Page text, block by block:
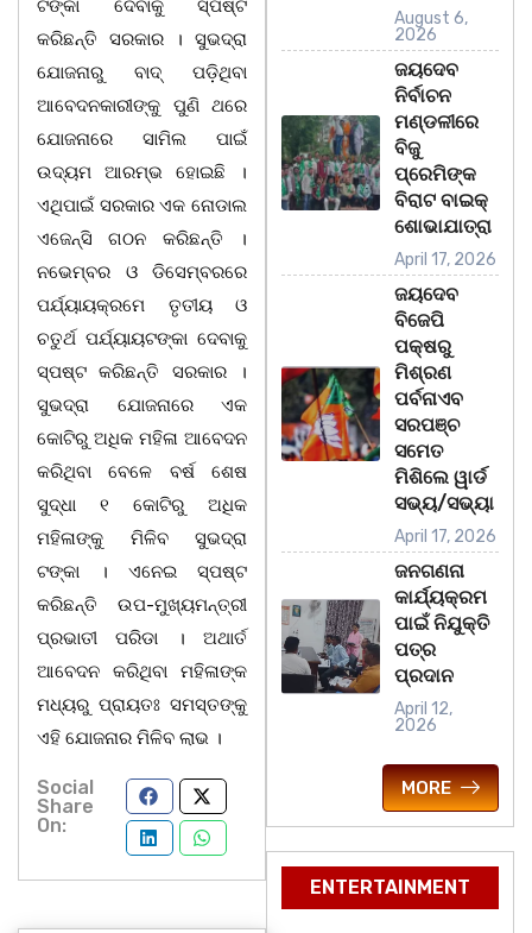
ଟଙ୍କା ଦେବାକୁ ସ୍ପଷ୍ଟ
କରିଛନ୍ତି ସରକାର । ସୁଭଦ୍ରା
ଯୋଜନାରୁ ବାଦ୍ ପଡ଼ିଥିବା
ଆବେଦନକାରୀଙ୍କୁ ପୁଣି ଥରେ
ଯୋଜନାରେ ସାମିଲ ପାଇଁ
ଉଦ୍ୟମ ଆରମ୍ଭ ହୋଇଛି ।
ଏଥିପାଇଁ ସରକାର ଏକ ନୋଡାଲ
ଏଜେନ୍ସି ଗଠନ କରିଛନ୍ତି ।
ନଭେମ୍ବର ଓ ଡିସେମ୍ବରରେ
ପର୍ଯ୍ୟାୟକ୍ରମେ ତୃତୀୟ ଓ
ଚତୁର୍ଥ ପର୍ଯ୍ୟାୟଟଙ୍କା ଦେବାକୁ
ସ୍ପଷ୍ଟ କରିଛନ୍ତି ସରକାର ।
ସୁଭଦ୍ରା ଯୋଜନାରେ ଏକ
କୋଟିରୁ ଅଧିକ ମହିଳା ଆବେଦନ
କରିଥିବା ବେଳେ ବର୍ଷ ଶେଷ
ସୁଦ୍ଧା ୧ କୋଟିରୁ ଅଧିକ
ମହିଳାଙ୍କୁ ମିଳିବ ସୁଭଦ୍ରା
ଟଙ୍କା । ଏନେଇ ସ୍ପଷ୍ଟ
କରିଛନ୍ତି ଉପ-ମୁଖ୍ୟମନ୍ତ୍ରୀ
ପ୍ରଭାତୀ ପରିଡା । ଅଥାର୍ତ
ଆବେଦନ କରିଥିବା ମହିଳାଙ୍କ
ମଧ୍ୟରୁ ପ୍ରାୟତଃ ସମସ୍ତଙ୍କୁ
ଏହି ଯୋଜନାର ମିଳିବ ଲାଭ ।
Social
Share
On:
August 6,
2026
ଜୟଦେବ
ନିର୍ବାଚନ
ମଣ୍ଡଳୀରେ
ବିଜୁ
ପ୍ରେମିଙ୍କ
ବିରାଟ ବାଇକ୍
ଶୋଭାଯାତ୍ରା
April 17, 2026
ଜୟଦେବ
ବିଜେପି
ପକ୍ଷରୁ
ମିଶ୍ରଣ
ପର୍ବନାଏବ
ସରପଞ୍ଚ
ସମେତ
ମିଶିଲେ ୱାର୍ଡ
ସଭ୍ୟ/ସଭ୍ୟା
April 17, 2026
ଜନଗଣନା
କାର୍ଯ୍ୟକ୍ରମ
ପାଇଁ ନିଯୁକ୍ତି
ପତ୍ର
ପ୍ରଦାନ
April 12,
2026
MORE
ENTERTAINMENT